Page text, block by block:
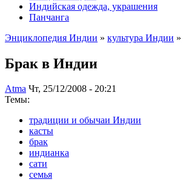
Индийская одежда, украшения
Панчанга
Энциклопедия Индии » культура Индии »
Брак в Индии
Atma Чт, 25/12/2008 - 20:21
Темы:
традиции и обычаи Индии
касты
брак
индианка
сати
семья